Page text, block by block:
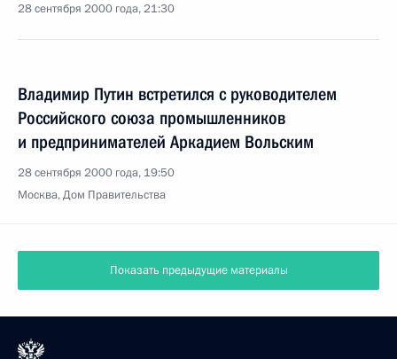
28 сентября 2000 года, 21:30
Владимир Путин встретился с руководителем
Российского союза промышленников
и предпринимателей Аркадием Вольским
28 сентября 2000 года, 19:50
Москва, Дом Правительства
Показать предыдущие материалы